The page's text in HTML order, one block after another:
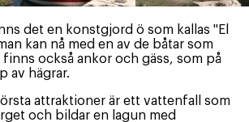
det en konstgjord ö som kallas "El
kan nå med en av de båtar som
också ankor och gäss, som på
av hägrar.
attraktioner är ett vattenfall som
och bildar en lagun med